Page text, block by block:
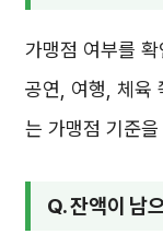
가맹점 여부를
공연, 여행, 체육
는 가맹점 기준
Q. 잔액이 남